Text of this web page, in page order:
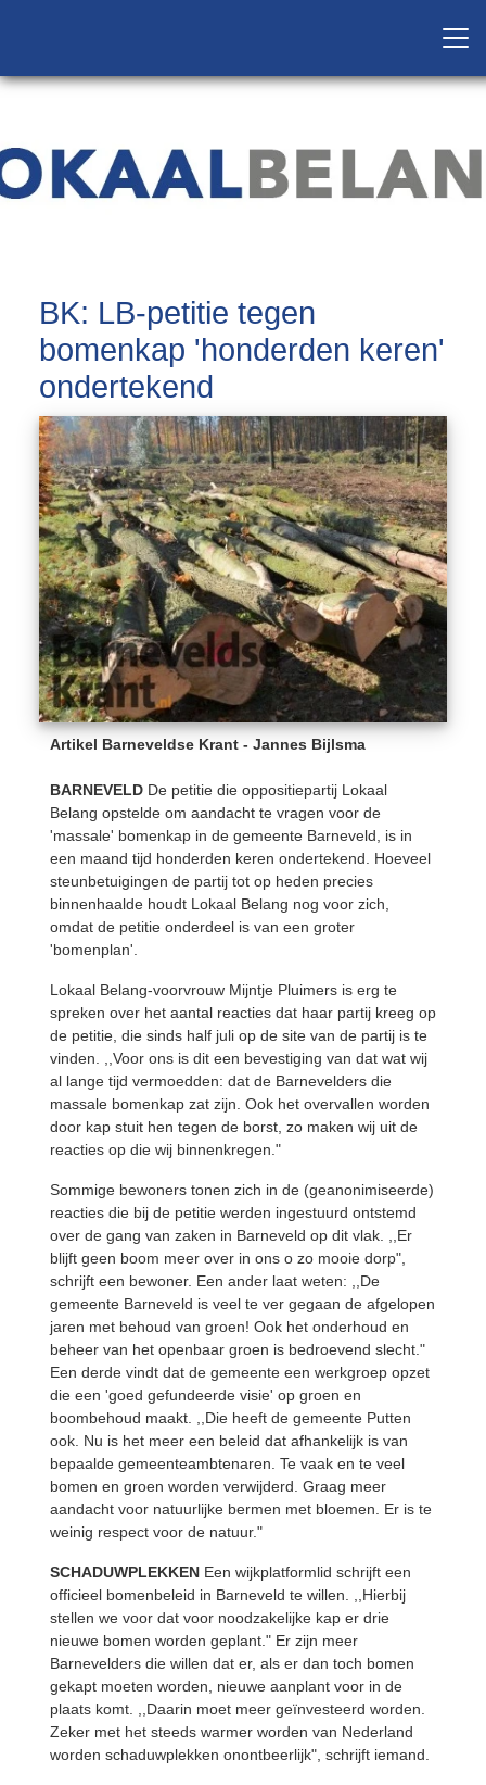
BK: LB-petitie tegen
bomenkap 'honderden keren'
ondertekend
Artikel Barneveldse Krant - Jannes Bijlsma
BARNEVELD De petitie die oppositiepartij Lokaal
Belang opstelde om aandacht te vragen voor de
'massale' bomenkap in de gemeente Barneveld, is in
een maand tijd honderden keren ondertekend. Hoeveel
steunbetuigingen de partij tot op heden precies
binnenhaalde houdt Lokaal Belang nog voor zich,
omdat de petitie onderdeel is van een groter
'bomenplan'.
Lokaal Belang-voorvrouw Mijntje Pluimers is erg te
spreken over het aantal reacties dat haar partij kreeg op
de petitie, die sinds half juli op de site van de partij is te
vinden. ,,Voor ons is dit een bevestiging van dat wat wij
al lange tijd vermoedden: dat de Barnevelders die
massale bomenkap zat zijn. Ook het overvallen worden
door kap stuit hen tegen de borst, zo maken wij uit de
reacties op die wij binnenkregen."
Sommige bewoners tonen zich in de (geanonimiseerde)
reacties die bij de petitie werden ingestuurd ontstemd
over de gang van zaken in Barneveld op dit vlak. ,,Er
blijft geen boom meer over in ons o zo mooie dorp",
schrijft een bewoner. Een ander laat weten: ,,De
gemeente Barneveld is veel te ver gegaan de afgelopen
jaren met behoud van groen! Ook het onderhoud en
beheer van het openbaar groen is bedroevend slecht."
Een derde vindt dat de gemeente een werkgroep opzet
die een 'goed gefundeerde visie' op groen en
boombehoud maakt. ,,Die heeft de gemeente Putten
ook. Nu is het meer een beleid dat afhankelijk is van
bepaalde gemeenteambtenaren. Te vaak en te veel
bomen en groen worden verwijderd. Graag meer
aandacht voor natuurlijke bermen met bloemen. Er is te
weinig respect voor de natuur."
SCHADUWPLEKKEN Een wijkplatformlid schrijft een
officieel bomenbeleid in Barneveld te willen. ,,Hierbij
stellen we voor dat voor noodzakelijke kap er drie
nieuwe bomen worden geplant." Er zijn meer
Barnevelders die willen dat er, als er dan toch bomen
gekapt moeten worden, nieuwe aanplant voor in de
plaats komt. ,,Daarin moet meer geïnvesteerd worden.
Zeker met het steeds warmer worden van Nederland
worden schaduwplekken onontbeerlijk", schrijft iemand.